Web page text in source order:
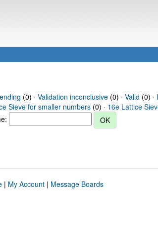
(0) · Validation inconclusive(0) · Valid (0) ·
Sieve for smaller numbers (0) · 16e Lattice
| My Account| Message Boards